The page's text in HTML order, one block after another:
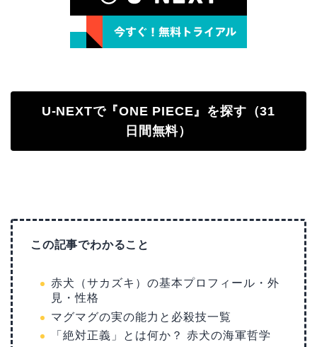
U-NEXTで『ONE PIECE』を探す（31
日間無料）
この記事でわかること
赤犬（サカズキ）の基本プロフィール・外
見・性格
マグマグの実の能力と必殺技一覧
「絶対正義」とは何か？ 赤犬の海軍哲学